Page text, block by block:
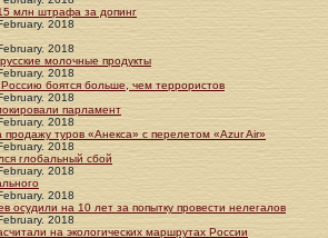
млн штрафа за допинг
2018
2018
молочные продукты
2018
боятся больше, чем террористов
2018
парламент
2018
продажу туров «Анекса» с перелетом «Azur Air»
2018
глобальный сбой
2018
2018
осудили на 10 лет за попытку провести нелегалов
2018
на экологических маршрутах России